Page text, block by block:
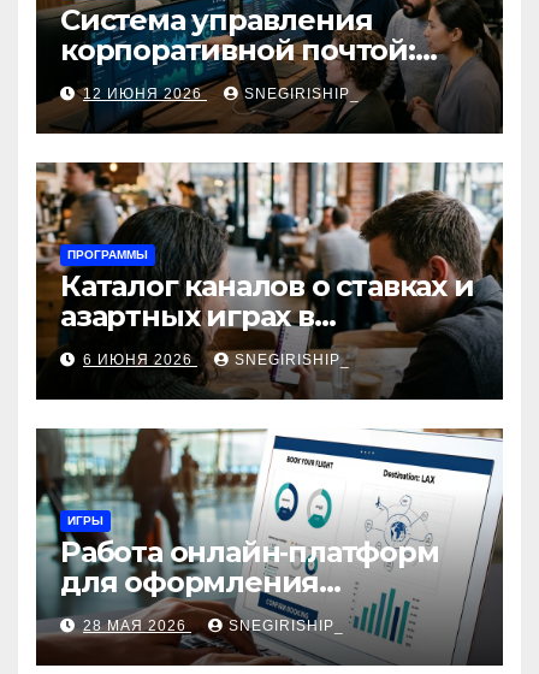
Система управления
корпоративной почтой:
функции, безопасность и
интеграция
12 ИЮНЯ 2026 SNEGIRISHIP_
ПРОГРАММЫ
Каталог каналов о ставках и
азартных играх в
мессенджерах
6 ИЮНЯ 2026 SNEGIRISHIP_
ИГРЫ
Работа онлайн‑платформ
для оформления
авиабилетов: алгоритмы,
сборы и безопасность
28 МАЯ 2026 SNEGIRISHIP_